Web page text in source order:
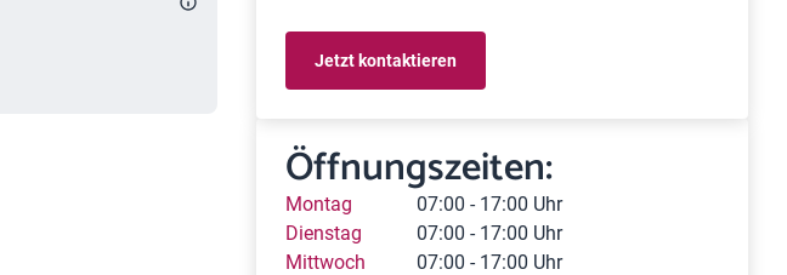
Jetzt kontaktieren
Öffnungszeiten:
Montag
07:00 - 17:00 Uhr
Dienstag
07:00 - 17:00 Uhr
Mittwoch
07:00 - 17:00 Uhr